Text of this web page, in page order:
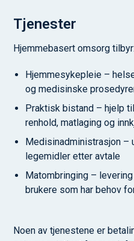
Tjenester
Hjemmebasert omsorg tilbyr:
Hjemmesykepleie –
og medisinske
Praktisk bistand – hjelp
renhold, matlaging og
Medisinadministrasjon –
legemidler etter avtale
Matombringing –
brukere som har behov
Noen av tjenestene er